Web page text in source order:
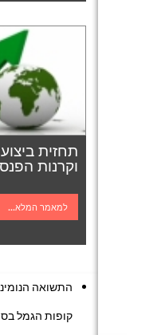
תחזית
וקרנות הפנסיה
למאמר המלא...
התשואה